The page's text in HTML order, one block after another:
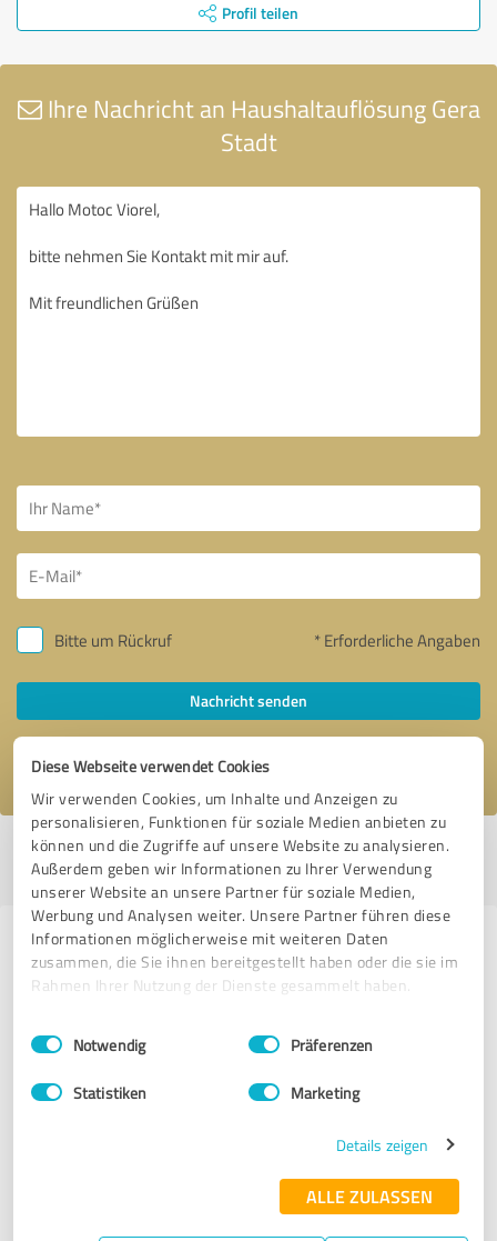
Diese Webseite verwendet Cookies
Wir verwenden Cookies, um Inhalte und Anzeigen zu
personalisieren, Funktionen für soziale Medien anbieten zu
können und die Zugriffe auf unsere Website zu analysieren.
Außerdem geben wir Informationen zu Ihrer Verwendung
unserer Website an unsere Partner für soziale Medien,
Werbung und Analysen weiter. Unsere Partner führen diese
Informationen möglicherweise mit weiteren Daten
zusammen, die Sie ihnen bereitgestellt haben oder die sie im
Rahmen Ihrer Nutzung der Dienste gesammelt haben.
Impressum Datenschutzbestimmungen
Einwilligungsauswahl
Notwendig Präferenzen
Statistiken Marketing
Details zeigen
ALLE ZULASSEN
Profil teilen
Ihre Nachricht an Haushaltauflösung Gera
Stadt
Bitte um Rückruf * Erforderliche Angaben
Nachricht senden
Ich stimme den Datenschutzbestimmungen
Profil aktiv seit 17.01.2019 |Letzte Aktualisierung: 30.07.2022|Profil
melden
Erfahrungen zu weiteren
Anbietern aus dem Bereich